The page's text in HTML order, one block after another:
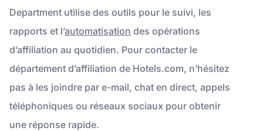
Department utilise des outils pour le suivi, les
rapports et l’automatisation des opérations
d’affiliation au quotidien. Pour contacter le
département d’affiliation de Hotels.com, n’hésitez
pas à les joindre par e-mail, chat en direct, appels
téléphoniques ou réseaux sociaux pour obtenir
une réponse rapide.